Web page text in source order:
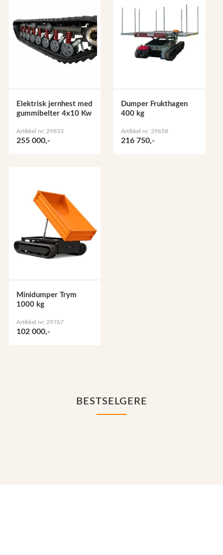
Elektrisk jernhest med
gummibelter 4x10 Kw
Artikkel nr: 29833
255 000,-
Dumper Frukthagen
400 kg
Artikkel nr: 29658
216 750,-
Minidumper Trym
1000 kg
Artikkel nr: 29767
102 000,-
BESTSELGERE